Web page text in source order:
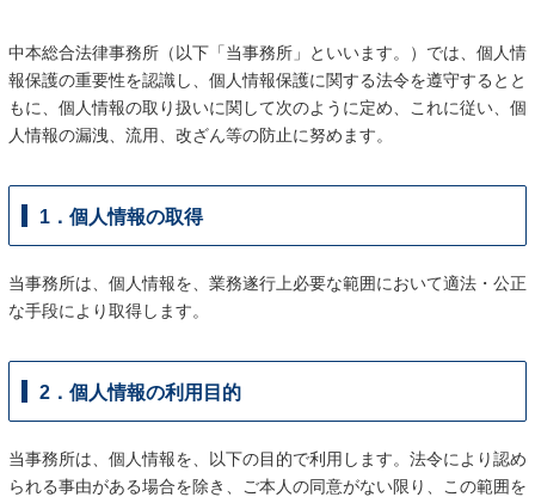
中本総合法律事務所（以下「当事務所」といいます。）では、個人情
報保護の重要性を認識し、個人情報保護に関する法令を遵守するとと
もに、個人情報の取り扱いに関して次のように定め、これに従い、個
人情報の漏洩、流用、改ざん等の防止に努めます。
1．個人情報の取得
当事務所は、個人情報を、業務遂行上必要な範囲において適法・公正
な手段により取得します。
2．個人情報の利用目的
当事務所は、個人情報を、以下の目的で利用します。法令により認め
られる事由がある場合を除き、ご本人の同意がない限り、この範囲を